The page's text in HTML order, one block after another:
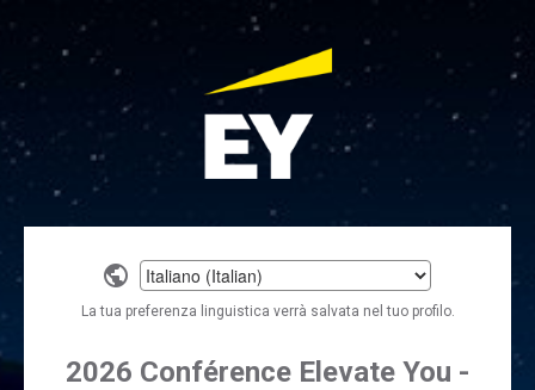
Select
a
language
La tua preferenza linguistica verrà salvata nel tuo profilo.
2026 Conférence Elevate You -